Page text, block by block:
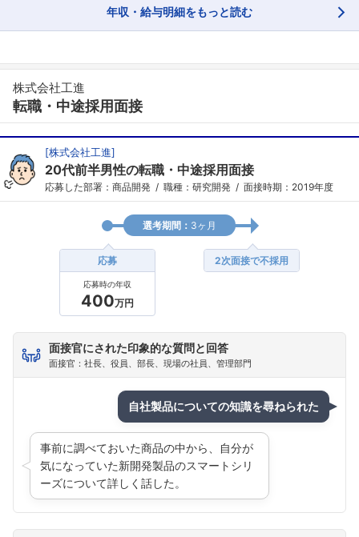
フォローしました
年収・給与明細をもっと読む
株式会社工進
転職・中途採用面接
[株式会社工進]
20代前半男性の転職・中途採用面接
応募した部署：商品開発 職種：研究開発 面接時期：2019年度
選考期間： 3ヶ月
応募
応募時の年収
400万円
2次面接で不採用
面接官にされた印象的な質問と回答
面接官：社長、役員、部長、現場の社員、管理部門
自社製品についての知識を尋ねられた
事前に調べておいた商品の中から、自分が
気になっていた新開発製品のスマートシリ
ーズについて詳しく話した。